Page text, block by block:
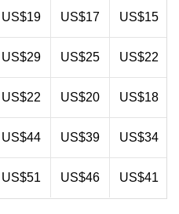
US$19 US$17 US$15
US$29 US$25 US$22
US$22 US$20 US$18
US$44 US$39 US$34
US$51 US$46 US$41